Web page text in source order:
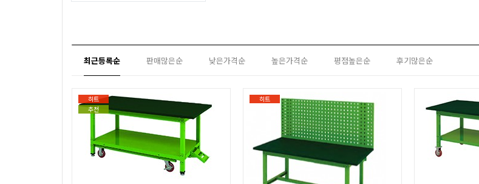
최근등록순 판매많은순 낮은가격순 높은가격순 평점높은순 후기많은순
히트
추천
히트